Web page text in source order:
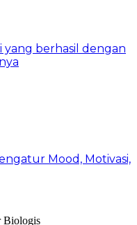
yang berhasil dengan
Mood, Motivasi,